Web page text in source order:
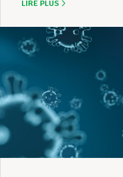
LIRE PLUS